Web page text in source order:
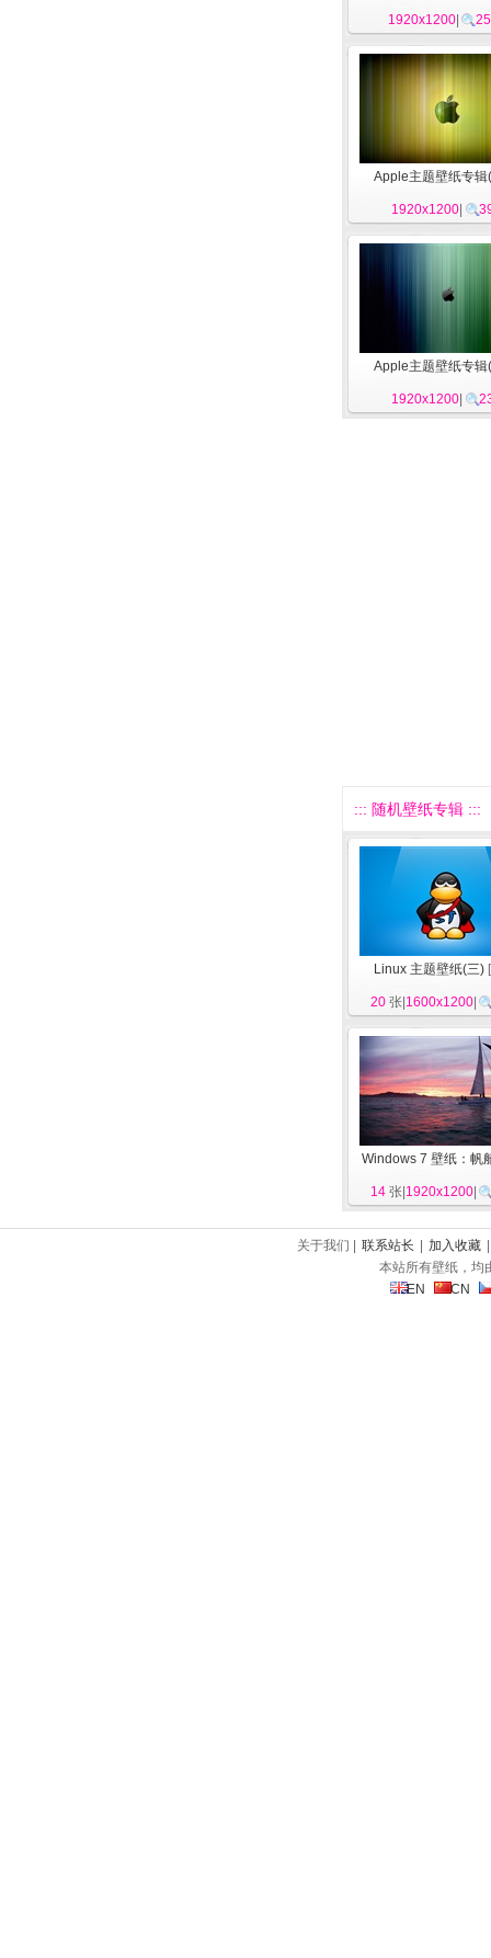
1920x1200
Apple主题壁纸专
1920x1200
Apple主题壁纸专
1920x1200
::: 随机壁纸专辑 :::
Linux 主题壁纸(三) [
20 张| 1600x1200
Windows 7 壁纸：帆
14 张| 1920x1200
关于我们 | 联系站长 加入收藏
本站所有壁纸，均
EN
CN